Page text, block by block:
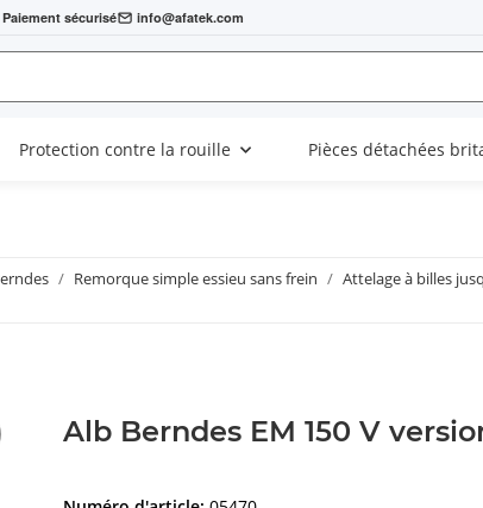
Paiement sécurisé info@afatek.com
Protection contre la rouille Pièces détachées
Remorque simple essieu sans frein
Attelage à billes
Alb Berndes EM 150 V